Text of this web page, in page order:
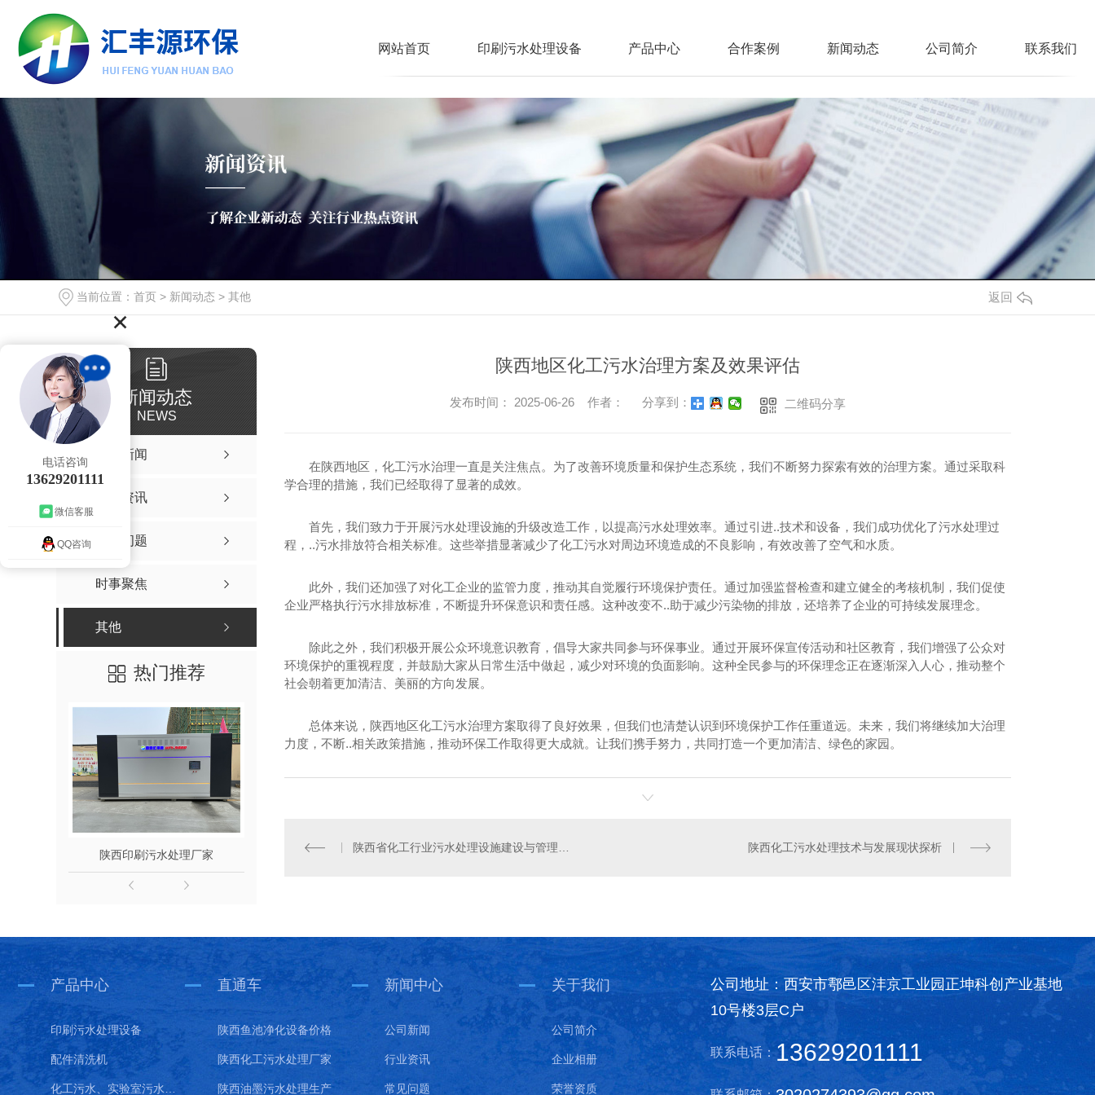
网站首页 印刷污水处理设备 产品中心 合作案例 新闻动态 公司简介 联系我们
当前位置： 首页 > 新闻动态 > 其他 返回
新闻动态
NEWS
公司新闻
行业资讯
常见问题
时事聚焦
其他
热门推荐
陕西印刷污水处理厂家 陕西印刷污水处理 印刷污水处理 陕西油墨污水处理价格
陕西地区化工污水治理方案及效果评估
发布时间： 2025-06-26 作者： 分享到： 二维码分享
在陕西地区，化工污水治理一直是关注焦点。为了改善环境质量和保护生态系统，我们不断努力探索有效的治理方案。通过采取科
学合理的措施，我们已经取得了显著的成效。
首先，我们致力于开展污水处理设施的升级改造工作，以提高污水处理效率。通过引进..技术和设备，我们成功优化了污水处理过
程，..污水排放符合相关标准。这些举措显著减少了化工污水对周边环境造成的不良影响，有效改善了空气和水质。
此外，我们还加强了对化工企业的监管力度，推动其自觉履行环境保护责任。通过加强监督检查和建立健全的考核机制，我们促使
企业严格执行污水排放标准，不断提升环保意识和责任感。这种改变不..助于减少污染物的排放，还培养了企业的可持续发展理念。
除此之外，我们积极开展公众环境意识教育，倡导大家共同参与环保事业。通过开展环保宣传活动和社区教育，我们增强了公众对
环境保护的重视程度，并鼓励大家从日常生活中做起，减少对环境的负面影响。这种全民参与的环保理念正在逐渐深入人心，推动整个
社会朝着更加清洁、美丽的方向发展。
总体来说，陕西地区化工污水治理方案取得了良好效果，但我们也清楚认识到环境保护工作任重道远。未来，我们将继续加大治理
力度，不断..相关政策措施，推动环保工作取得更大成就。让我们携手努力，共同打造一个更加清洁、绿色的家园。
陕西省化工行业污水处理设施建设与管理挑战 陕西化工污水处理技术与发展现状探析
产品中心
印刷污水处理设备
配件清洗机
直通车
陕西鱼池净化设备价格
陕西化工污水处理厂家
陕西油墨污水处理生产
新闻中心
公司新闻
行业资讯
常见问题
关于我们
公司简介
企业相册
荣誉资质
公司地址：西安市鄠邑区沣京工业园正坤科创产业基地
10号楼3层C户
联系电话：13629201111
电话咨询
13629201111
微信客服
QQ咨询